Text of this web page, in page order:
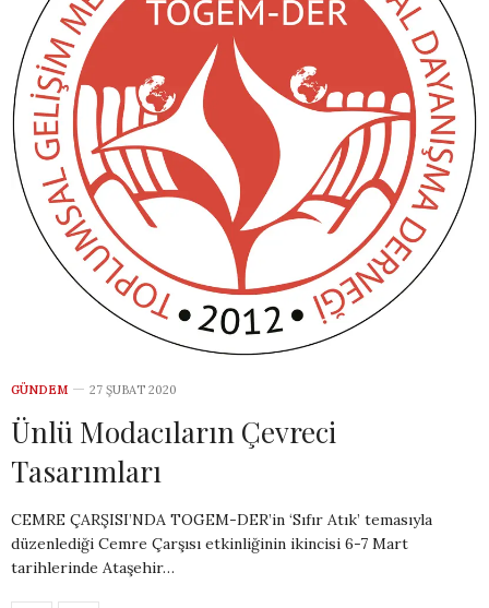
GÜNDEM 27 ŞUBAT 2020
Ünlü Modacıların Çevreci
Tasarımları
CEMRE ÇARŞISI’NDA TOGEM-DER’in ‘Sıfır Atık’ temasıyla
düzenlediği Cemre Çarşısı etkinliğinin ikincisi 6-7 Mart
tarihlerinde Ataşehir…